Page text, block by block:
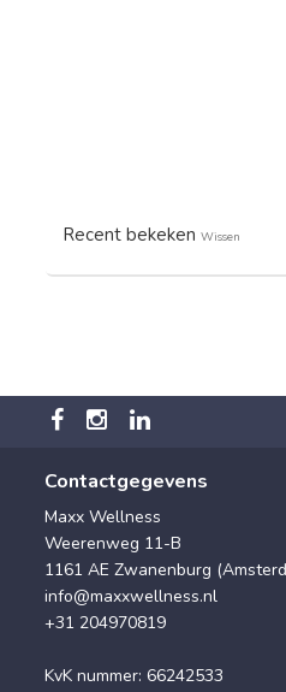
Recent bekeken Wissen
Contactgegevens
Maxx Wellness
Weerenweg 11-B
1161 AE Zwanenburg
info@maxxwellness.nl
+31 204970819
KvK nummer: 66242533